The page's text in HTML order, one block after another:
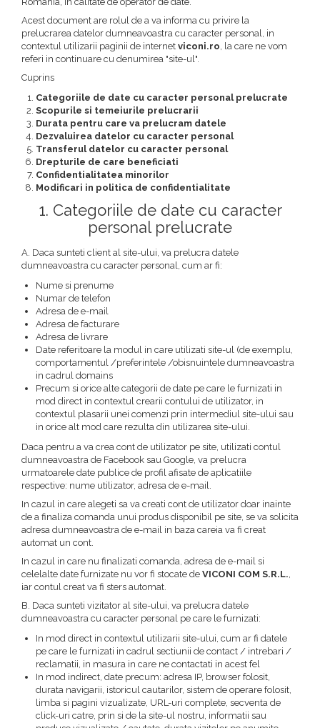
FIXATIVE
MATURI SI FARASE
PERII SI RACLETE
UNICA FOLOSINTA
Acest document are rolul de a va informa cu privire la
prelucrarea datelor dumneavoastra cu caracter personal, in
contextul utilizarii paginii de internet viconi.ro, la care ne vom
referi in continuare cu denumirea "site-ul".
Cuprins
Categoriile de date cu caracter personal prelucrate
Scopurile si temeiurile prelucrarii
Durata pentru care va prelucram datele
Dezvaluirea datelor cu caracter personal
Transferul datelor cu caracter personal
Drepturile de care beneficiati
Confidentialitatea minorilor
Modificari in politica de confidentialitate
1. Categoriile de date cu caracter
personal prelucrate
A. Daca sunteti client al site-ului, va prelucra datele
dumneavoastra cu caracter personal, cum ar fi:
Nume si prenume
Numar de telefon
Adresa de e-mail
Adresa de facturare
Adresa de livrare
Date referitoare la modul in care utilizati site-ul (de exemplu,
comportamentul /preferintele /obisnuintele dumneavoastra
in cadrul domains
Precum si orice alte categorii de date pe care le furnizati in
mod direct in contextul crearii contului de utilizator, in
contextul plasarii unei comenzi prin intermediul site-ului sau
in orice alt mod care rezulta din utilizarea site-ului.
Daca pentru a va crea cont de utilizator pe site, utilizati contul
dumneavoastra de Facebook sau Google, va prelucra
urmatoarele date publice de profil afisate de aplicatiile
respective: nume utilizator, adresa de e-mail.
In cazul in care alegeti sa va creati cont de utilizator doar inainte
de a finaliza comanda unui produs disponibil pe site, se va solicita
adresa dumneavoastra de e-mail in baza careia va fi creat
automat un cont.
In cazul in care nu finalizati comanda, adresa de e-mail si
celelalte date furnizate nu vor fi stocate de VICONI COM S.R.L.,
iar contul creat va fi sters automat.
B. Daca sunteti vizitator al site-ului, va prelucra datele
dumneavoastra cu caracter personal pe care le furnizati:
In mod direct in contextul utilizarii site-ului, cum ar fi datele
pe care le furnizati in cadrul sectiunii de contact / intrebari /
reclamatii, in masura in care ne contactati in acest fel
In mod indirect, date precum: adresa IP, browser folosit,
durata navigarii, istoricul cautarilor, sistem de operare folosit,
limba si pagini vizualizate, URL-uri complete, secventa de
click-uri catre, prin si de la site-ul nostru, informatii sau